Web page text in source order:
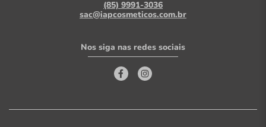
(85) 9991-3036
sac@iapcosmeticos.com.br
Nos siga nas redes sociais